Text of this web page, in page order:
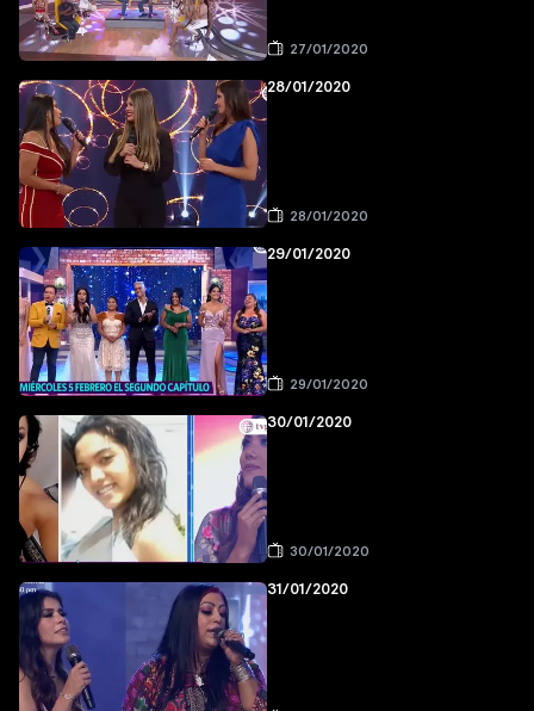
27/01/2020
28/01/2020
28/01/2020
29/01/2020
29/01/2020
30/01/2020
30/01/2020
31/01/2020